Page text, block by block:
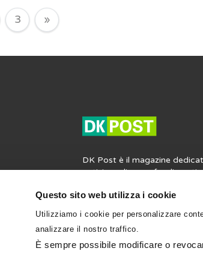
Questo sito web utilizza i cookie
Utilizziamo i cookie per personalizzare
analizzare il nostro traffico.
È sempre possibile modificare o
degli articoli
3 »
DK Post è il magazine
notizie, agli approfondimenti
societaria e del lavoro. Ma non
professione e sugli strumenti
l’attività professionale. Leggi,
condividi su DK Post.